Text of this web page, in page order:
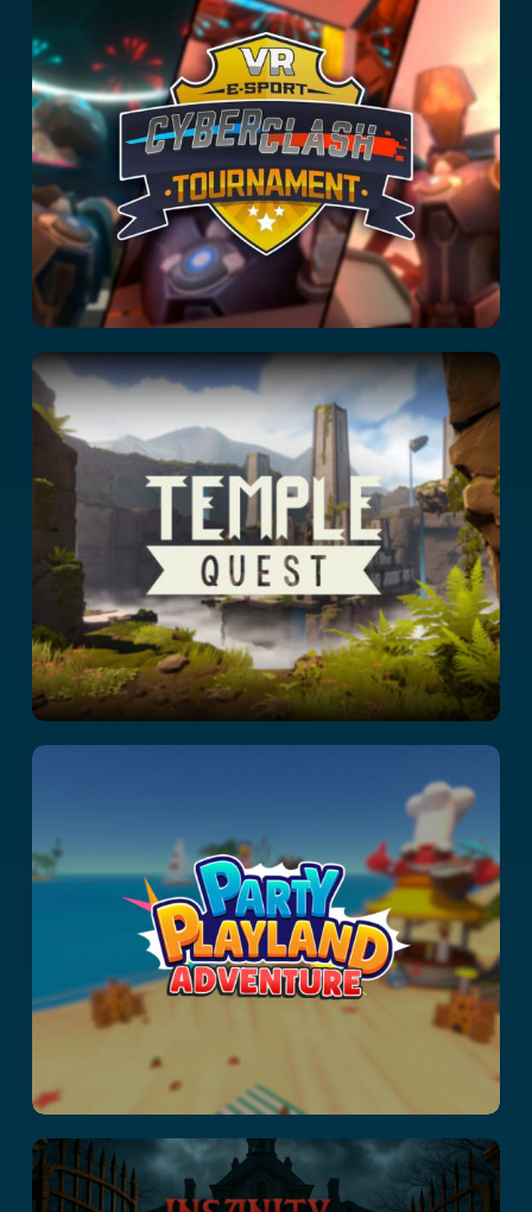
Cyberclash:
Tournament
Temple Quest
Adventure